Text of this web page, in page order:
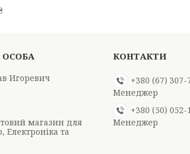
Игоревич
магазин для
Електроніка та
+380 (67) 307-
Менеджер
+380 (50) 052-
Менеджер